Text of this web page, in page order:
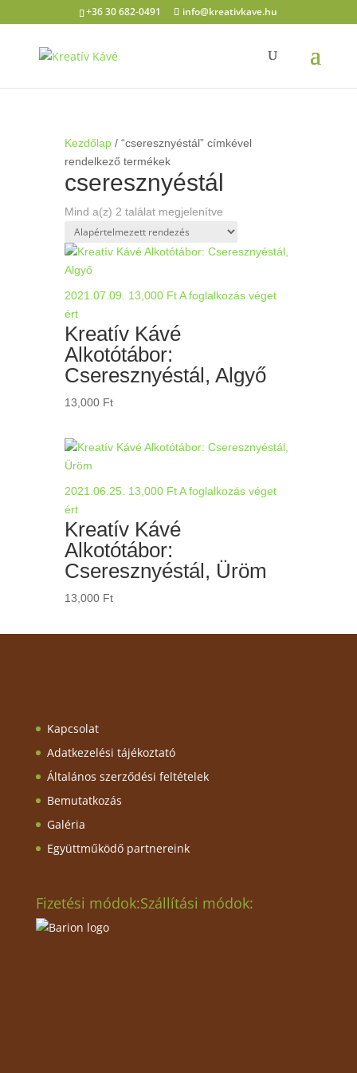
+36 30 682-0491 info@kreativkave.hu
Kezdőlap/ “cseresznyéstál” címkével
rendelkező termékek
cseresznyéstál
Mind a(z) 2 találat megjelenítve
2021.07.09. 13,000 Ft A foglalkozás véget
ért
Kreatív Kávé
Alkotótábor:
Cseresznyéstál, Algyő
13,000 Ft
2021.06.25. 13,000 Ft A foglalkozás véget
ért
Kreatív Kávé
Alkotótábor:
Cseresznyéstál, Üröm
13,000 Ft
Kapcsolat
Adatkezelési tájékoztató
Általános szerződési feltételek
Bemutatkozás
Galéria
Együttműködő partnereink
Fizetési módok:Szállítási módok: